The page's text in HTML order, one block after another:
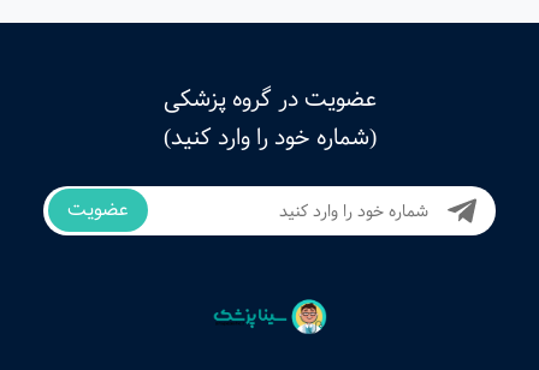
عضویت در گروه پزشکی
(شماره خود را وارد کنید)
عضویت